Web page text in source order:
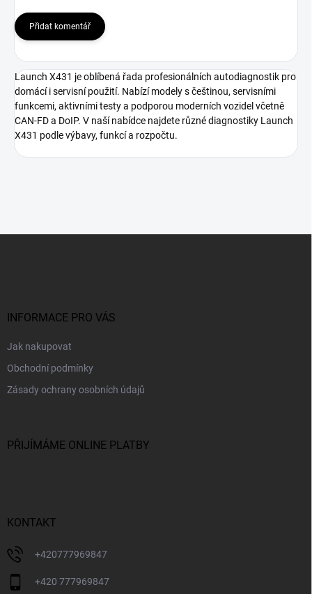
Přidat komentář
Launch X431 je oblíbená řada profesionálních autodiagnostik pro
domácí i servisní použití. Nabízí modely s češtinou, servisními
funkcemi, aktivními testy a podporou moderních vozidel včetně
CAN-FD a DoIP. V naší nabídce najdete různé diagnostiky Launch
X431 podle výbavy, funkcí a rozpočtu.
INFORMACE PRO VÁS
Jak nakupovat
Obchodní podmínky
Zásady ochrany osobních údajů
PŘIJÍMÁME ONLINE PLATBY
KONTAKT
+420777969847
+420 777969847